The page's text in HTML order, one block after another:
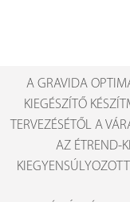
A GRAVIDA
KIEGÉSZÍTŐ
TERVEZÉSÉTŐL A
AZ ÉTREND-